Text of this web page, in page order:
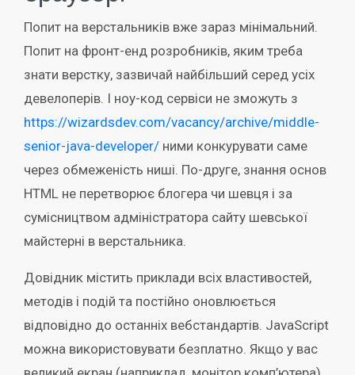
Попит на верстальників вже зараз мінімальний.
Попит на фронт-енд розробників, яким треба
знати верстку, зазвичай найбільший серед усіх
девелоперів. І ноу-код сервіси не зможуть з
https://wizardsdev.com/vacancy/archive/middle-
senior-java-developer/ ними конкурувати саме
через обмеженість ниші. По-друге, знання основ
HTML не перетворює блогера чи шевця і за
сумісництвом адміністратора сайту шевської
майстерні в верстальника.
Довідник містить приклади всіх властивостей,
методів і подій та постійно оновлюється
відповідно до останніх вебстандартів. JavaScript
можна використовувати безплатно. Якщо у вас